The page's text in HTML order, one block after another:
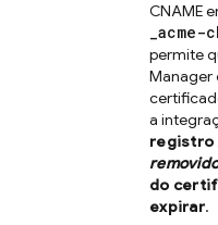
CNAME
permite
Manager
a
registro
removido
do
expirar.